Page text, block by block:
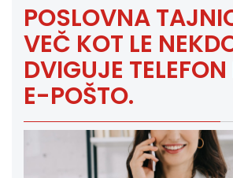
POSLOVNA
VEČ KOT LE
DVIGUJE TELEFON
E-POŠTO.